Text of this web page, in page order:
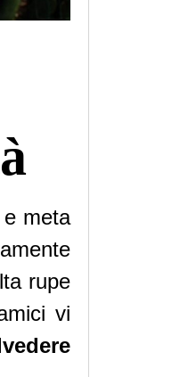
meta
rupe
vi